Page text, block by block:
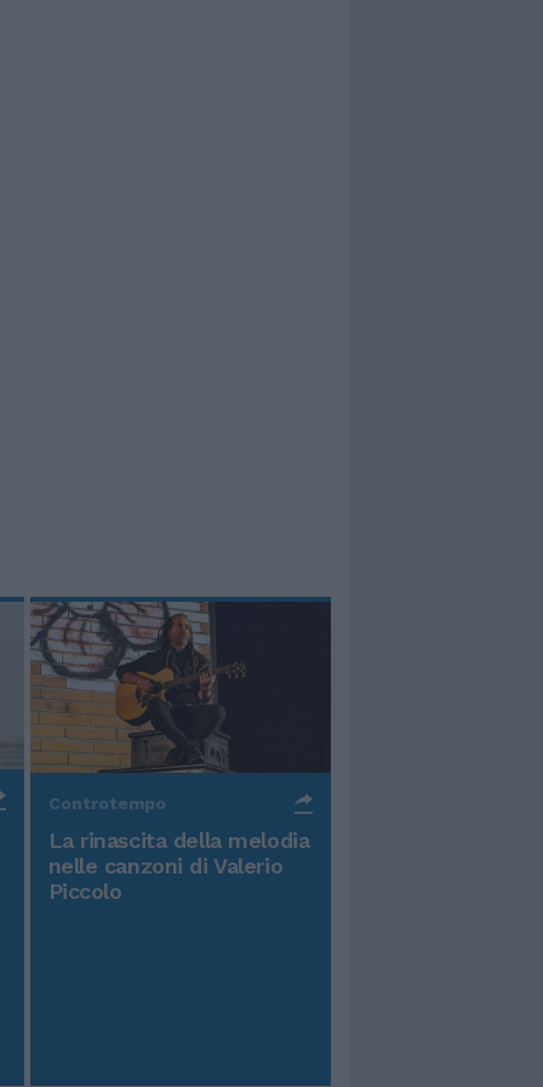
Controtempo
La rinascita della melodia
nelle canzoni di Valerio
Piccolo